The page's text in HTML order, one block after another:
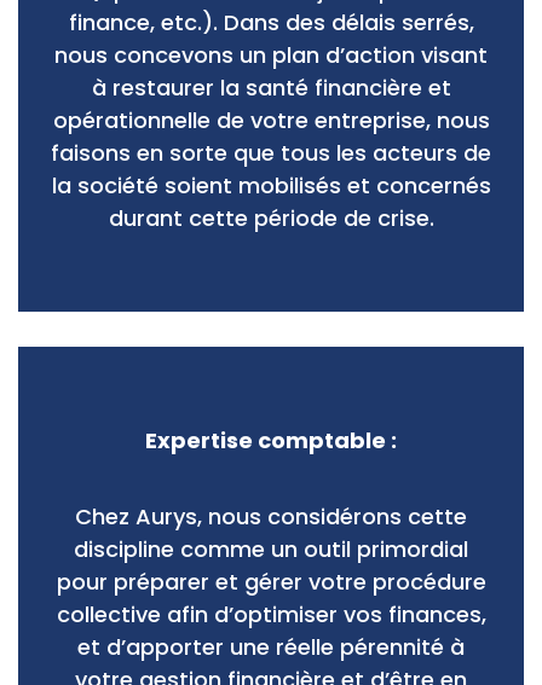
finance, etc.). Dans des délais serrés,
nous concevons un plan d’action visant
à restaurer la santé financière et
opérationnelle de votre entreprise, nous
faisons en sorte que tous les acteurs de
la société soient mobilisés et concernés
durant cette période de crise.
Expertise comptable :
Chez Aurys, nous considérons cette
discipline comme un outil primordial
pour préparer et gérer votre procédure
collective afin d’optimiser vos finances,
et d’apporter une réelle pérennité à